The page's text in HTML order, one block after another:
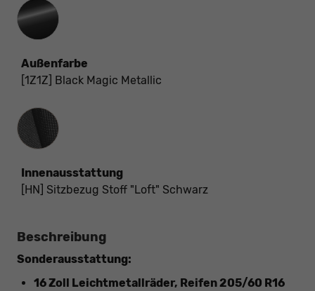
Außenfarbe
[1Z1Z] Black Magic Metallic
Innenausstattung
Innenausstattung
[HN] Sitzbezug Stoff "Loft" Schwarz
Beschreibung
Sonderausstattung:
16 Zoll Leichtmetallräder, Reifen 205/60 R16